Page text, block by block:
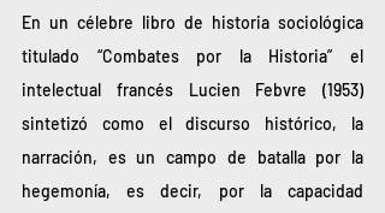
En un célebre libro de historia sociológica
titulado “Combates por la Historia” el
intelectual francés Lucien Febvre (1953)
sintetizó como el discurso histórico, la
narración, es un campo de batalla por la
hegemonía, es decir, por la capacidad